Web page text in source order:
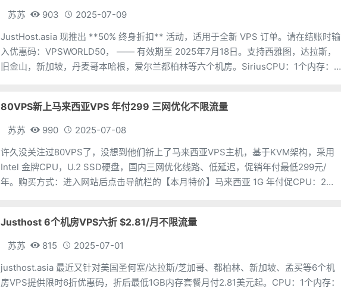
苏苏 903
2025-07-09
JustHost.asia 现推出 **50% 终身折扣** 活动，适用于全新 VPS 订单。请在结账时输
入优惠码：VPSWORLD50， —— 有效期至 2025年7月18日。支持西雅图，达拉斯，
旧金山，新加坡，丹麦哥本哈根，爱尔兰都柏林等六个机房。SiriusCPU：1个内存：
80VPS新上马来西亚VPS 年付299 三网优化不限流量
苏苏 990
2025-07-08
许久没关注过80VPS了，没想到他们新上了马来西亚VPS主机，基于KVM架构，采用
Intel 金牌CPU，U.2 SSD硬盘，国内三网优化线路、低延迟，促销年付最低299元/
年。购买方式：进入网站后点击导航栏的【本月特价】马来西亚 1G 年付促CPU：2个
Justhost 6个机房VPS六折 $2.81/月不限流量
苏苏 815
2025-07-01
justhost.asia 最近又针对美国圣何塞/达拉斯/芝加哥、都柏林、新加坡、孟买等6个机
房VPS提供限时6折优惠码，折后最低1GB内存套餐月付2.81美元起。CPU：1个内存：